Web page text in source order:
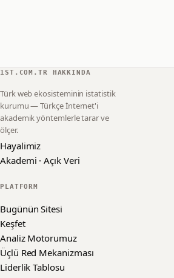
1ST.COM.TR HAKKINDA
Türk web ekosisteminin istatistik
kurumu — Türkçe İnternet'i
akademik yöntemlerle tarar ve
ölçer.
Hayalimiz
Akademi · Açık Veri
PLATFORM
Bugünün Sitesi
Keşfet
Analiz Motorumuz
Üçlü Red Mekanizması
Liderlik Tablosu